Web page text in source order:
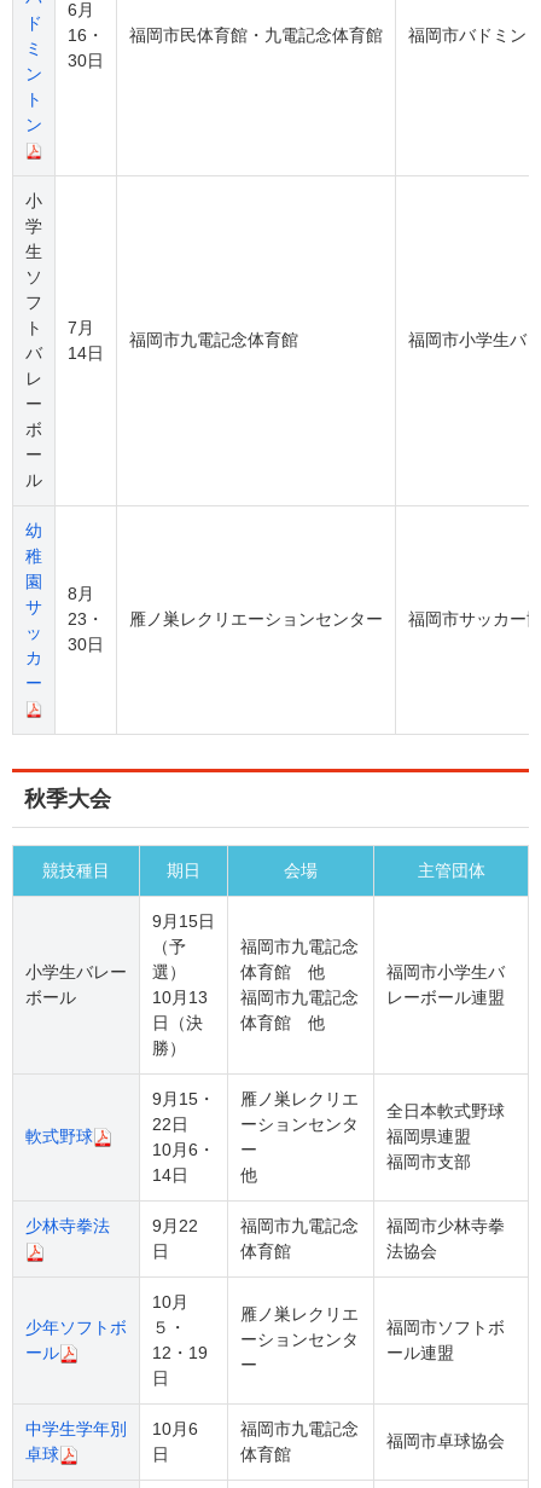
ド
ミ
ン
ト
ン
6月
16・
30日
福岡市民体育館・九電記念体育館 福岡市バドミン
小
学
生
ソ
フ
ト
バ
レ
ー
ボ
ー
ル
7月
14日
福岡市九電記念体育館 福岡市小学生バ
幼
稚
園
サ
ッ
カ
ー
8月
23・
30日
雁ノ巣レクリエーションセンター 福岡市サッカー
秋季大会
競技種目 期日 会場 主管団体
小学生バレー
ボール
9月15日
（予
選）
10月13
日（決
勝）
福岡市九電記念
体育館 他
福岡市九電記念
体育館 他
福岡市小学生バ
レーボール連盟
軟式野球
9月15・
22日
10月6・
14日
雁ノ巣レクリエ
ーションセンタ
ー
他
全日本軟式野球
福岡県連盟
福岡市支部
少林寺拳法
9月22
日
福岡市九電記念
体育館
福岡市少林寺拳
法協会
少年ソフトボ
ール
10月
５・
12・19
日
雁ノ巣レクリエ
ーションセンタ
ー
福岡市ソフトボ
ール連盟
中学生学年別
卓球
10月6
日
福岡市九電記念
体育館
福岡市卓球協会